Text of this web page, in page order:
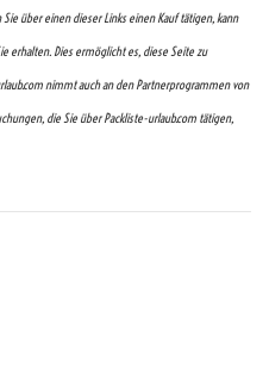
über einen dieser Links einen Kauf tätigen, kann
erhalten. Dies ermöglicht es, diese Seite zu
nimmt auch an den Partnerprogrammen von
die Sie über Packliste-urlaub.com tätigen,